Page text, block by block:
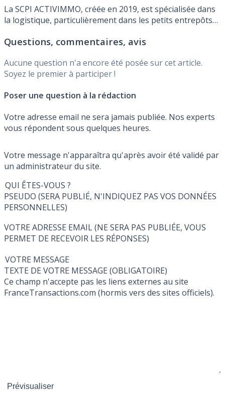
La SCPI ACTIVIMMO, créée en 2019, est spécialisée dans
la logistique, particulièrement dans les petits entrepôts
en 2021. ACTIVIMMO, rendement 2025 de 5.49% brut
! Quel(s) contrat(s) d'assurance-vie choisir pour cette SCPI
?
Questions, commentaires, avis
Aucune question n'a encore été posée sur cet article.
Soyez le premier à participer !
Poser une question à la rédaction
Votre adresse email ne sera jamais publiée. Nos experts
vous répondent sous quelques heures.
Votre message n'apparaîtra qu'après avoir été validé par
un administrateur du site.
QUI ÊTES-VOUS ?
PSEUDO (SERA PUBLIÉ, N'INDIQUEZ PAS VOS DONNÉES
PERSONNELLES)
VOTRE ADRESSE EMAIL (NE SERA PAS PUBLIÉE, VOUS
PERMET DE RECEVOIR LES RÉPONSES)
VOTRE MESSAGE
TEXTE DE VOTRE MESSAGE (OBLIGATOIRE)
Ce champ n'accepte pas les liens externes au site
FranceTransactions.com (hormis vers des sites officiels).